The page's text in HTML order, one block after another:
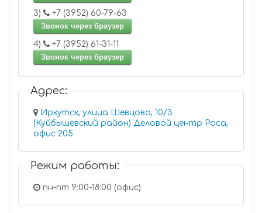
3)
+7 (3952) 60-79-63
Звонок через браузер
4)
+7 (3952) 61-31-11
Звонок через браузер
Адрес:
Иркутск, улица Шевцова, 10/3
(Куйбышевский район) Деловой центр Роса,
офис 205
Режим работы:
пн-пт 9:00-18:00 (офис)